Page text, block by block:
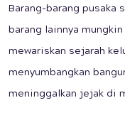
Barang-barang pusaka
barang lainnya
mewariskan sejarah
menyumbangkan
meninggalkan jejak di